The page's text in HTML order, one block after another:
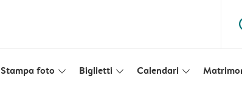
Stampa foto slim_arrow_down Biglietti slim_arrow_down Calendari slim_arrow_down